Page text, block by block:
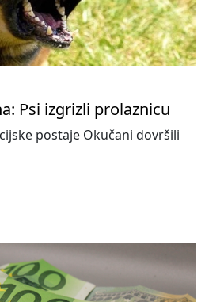
Psi izgrizli prolaznicu
postaje Okučani dovršili